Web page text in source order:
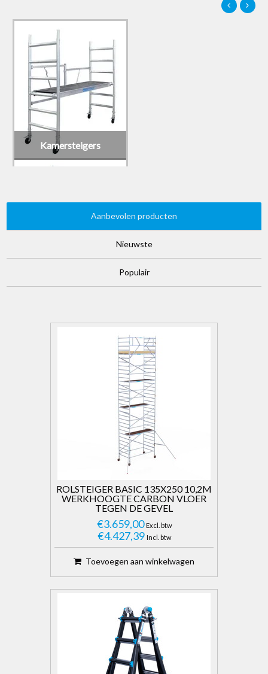
Kamersteigers
Trappentoren
Steiger onderdelen
Aanbevolen producten
Nieuwste
Populair
ROLSTEIGER BASIC 135X250 10,2M
WERKHOOGTE CARBON VLOER
TEGEN DE GEVEL
€3.659,00 Excl. btw
€4.427,39 Incl. btw
Toevoegen aan winkelwagen